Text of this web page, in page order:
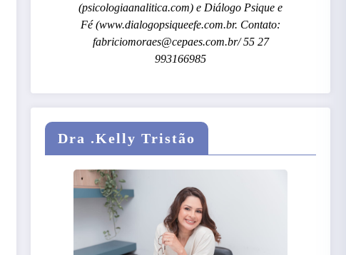
(psicologiaanalitica.com) e Diálogo Psique e
Fé (www.dialogopsiqueefe.com.br. Contato:
fabriciomoraes@cepaes.com.br/ 55 27
993166985
Dra .Kelly Tristão